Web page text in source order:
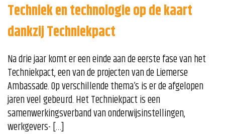
Techniek en technologie op de kaart
dankzij Techniekpact
Na drie jaar komt er een einde aan de eerste fase van het
Techniekpact, een van de projecten van de Liemerse
Ambassade. Op verschillende thema’s is er de afgelopen
jaren veel gebeurd. Het Techniekpact is een
samenwerkingsverband van onderwijsinstellingen,
werkgevers- […]